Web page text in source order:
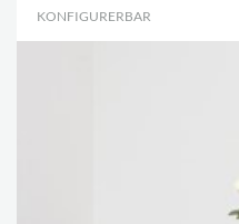
KONFIGURERBAR